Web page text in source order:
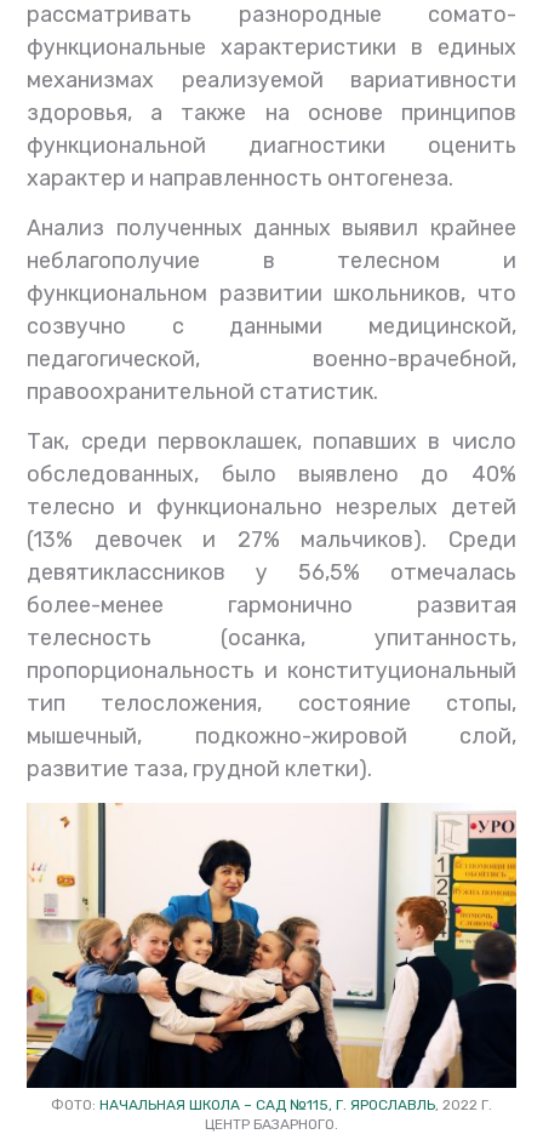
рассматривать разнородные сомато-
функциональные характеристики в единых
механизмах реализуемой вариативности
здоровья, а также на основе принципов
функциональной диагностики оценить
характер и направленность онтогенеза.
Анализ полученных данных выявил крайнее
неблагополучие в телесном и
функциональном развитии школьников, что
созвучно с данными медицинской,
педагогической, военно-врачебной,
правоохранительной статистик.
Так, среди первоклашек, попавших в число
обследованных, было выявлено до 40%
телесно и функционально незрелых детей
(13% девочек и 27% мальчиков). Среди
девятиклассников у 56,5% отмечалась
более-менее гармонично развитая
телесность (осанка, упитанность,
пропорциональность и конституциональный
тип телосложения, состояние стопы,
мышечный, подкожно-жировой слой,
развитие таза, грудной клетки).
ФОТО: НАЧАЛЬНАЯ ШКОЛА – САД №115, Г. ЯРОСЛАВЛЬ , 2022 Г.
ЦЕНТР БАЗАРНОГО.